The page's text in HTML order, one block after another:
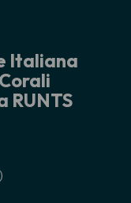
Italiana
RUNTS